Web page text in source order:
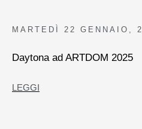
MARTEDÌ 22 GENNAIO,
Daytona ad ARTDOM 2025
LEGGI